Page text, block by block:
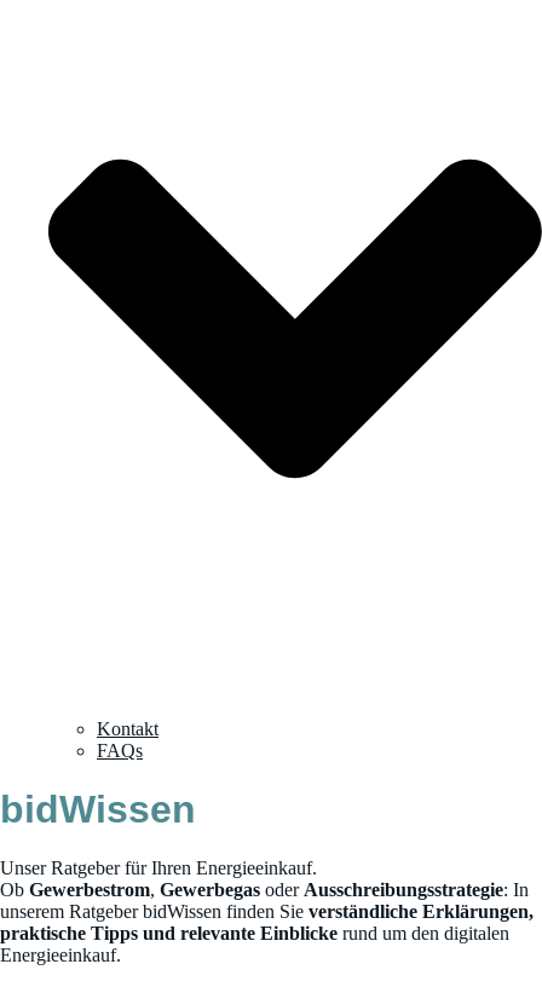
Kontakt
FAQs
bidWissen
Unser Ratgeber für Ihren Energieeinkauf.
Ob Gewerbestrom, Gewerbegas oderAusschreibungsstrategie: In
unserem Ratgeber bidWissen finden Sie verständliche Erklärungen,
praktische Tipps und relevante Einblicke rund um den digitalen
Energieeinkauf.